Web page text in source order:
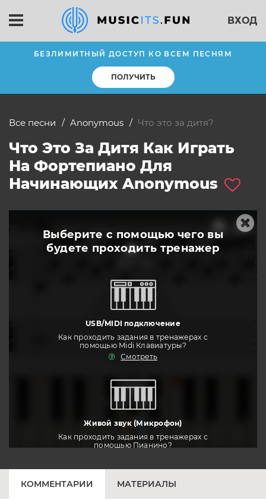
ВХОД
БЕЗЛИМИТНЫЙ ДОСТУП КО ВСЕМ ПЕСНЯМ
ПОЛУЧИТЬ
Все песни Anonymous Что это за дитя?
Что Это За Дитя Как Играть
На Фортепиано Для
Начинающих Anonymous
Выберите с помощью чего вы
будете проходить тренажер
USB/MIDI подключение
Как проходить задания в тренажерах с
помощью Midi Клавиатуры?
Смотреть
Живой звук (Микрофон)
Как проходить задания в тренажерах с
помощью Пианино?
тренировать
КОММЕНТАРИИ МАТЕРИАЛЫ